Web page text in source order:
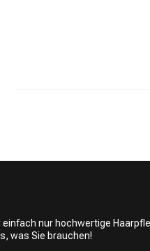
einfach nur hochwertige
was Sie brauchen!